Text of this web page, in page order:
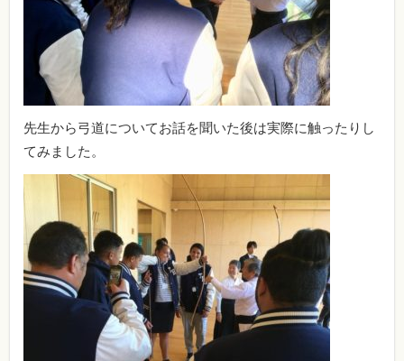
先生から弓道についてお話を聞いた後は実際に触ったりし
てみました。